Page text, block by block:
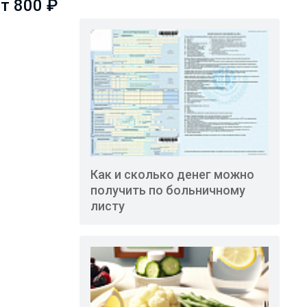
800 ₽
Как и сколько денег можно
получить по больничному
листу